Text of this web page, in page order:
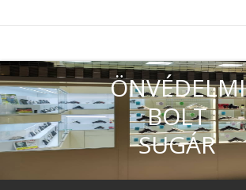
ÖNVÉDELMI
BOLT
SUGÁR